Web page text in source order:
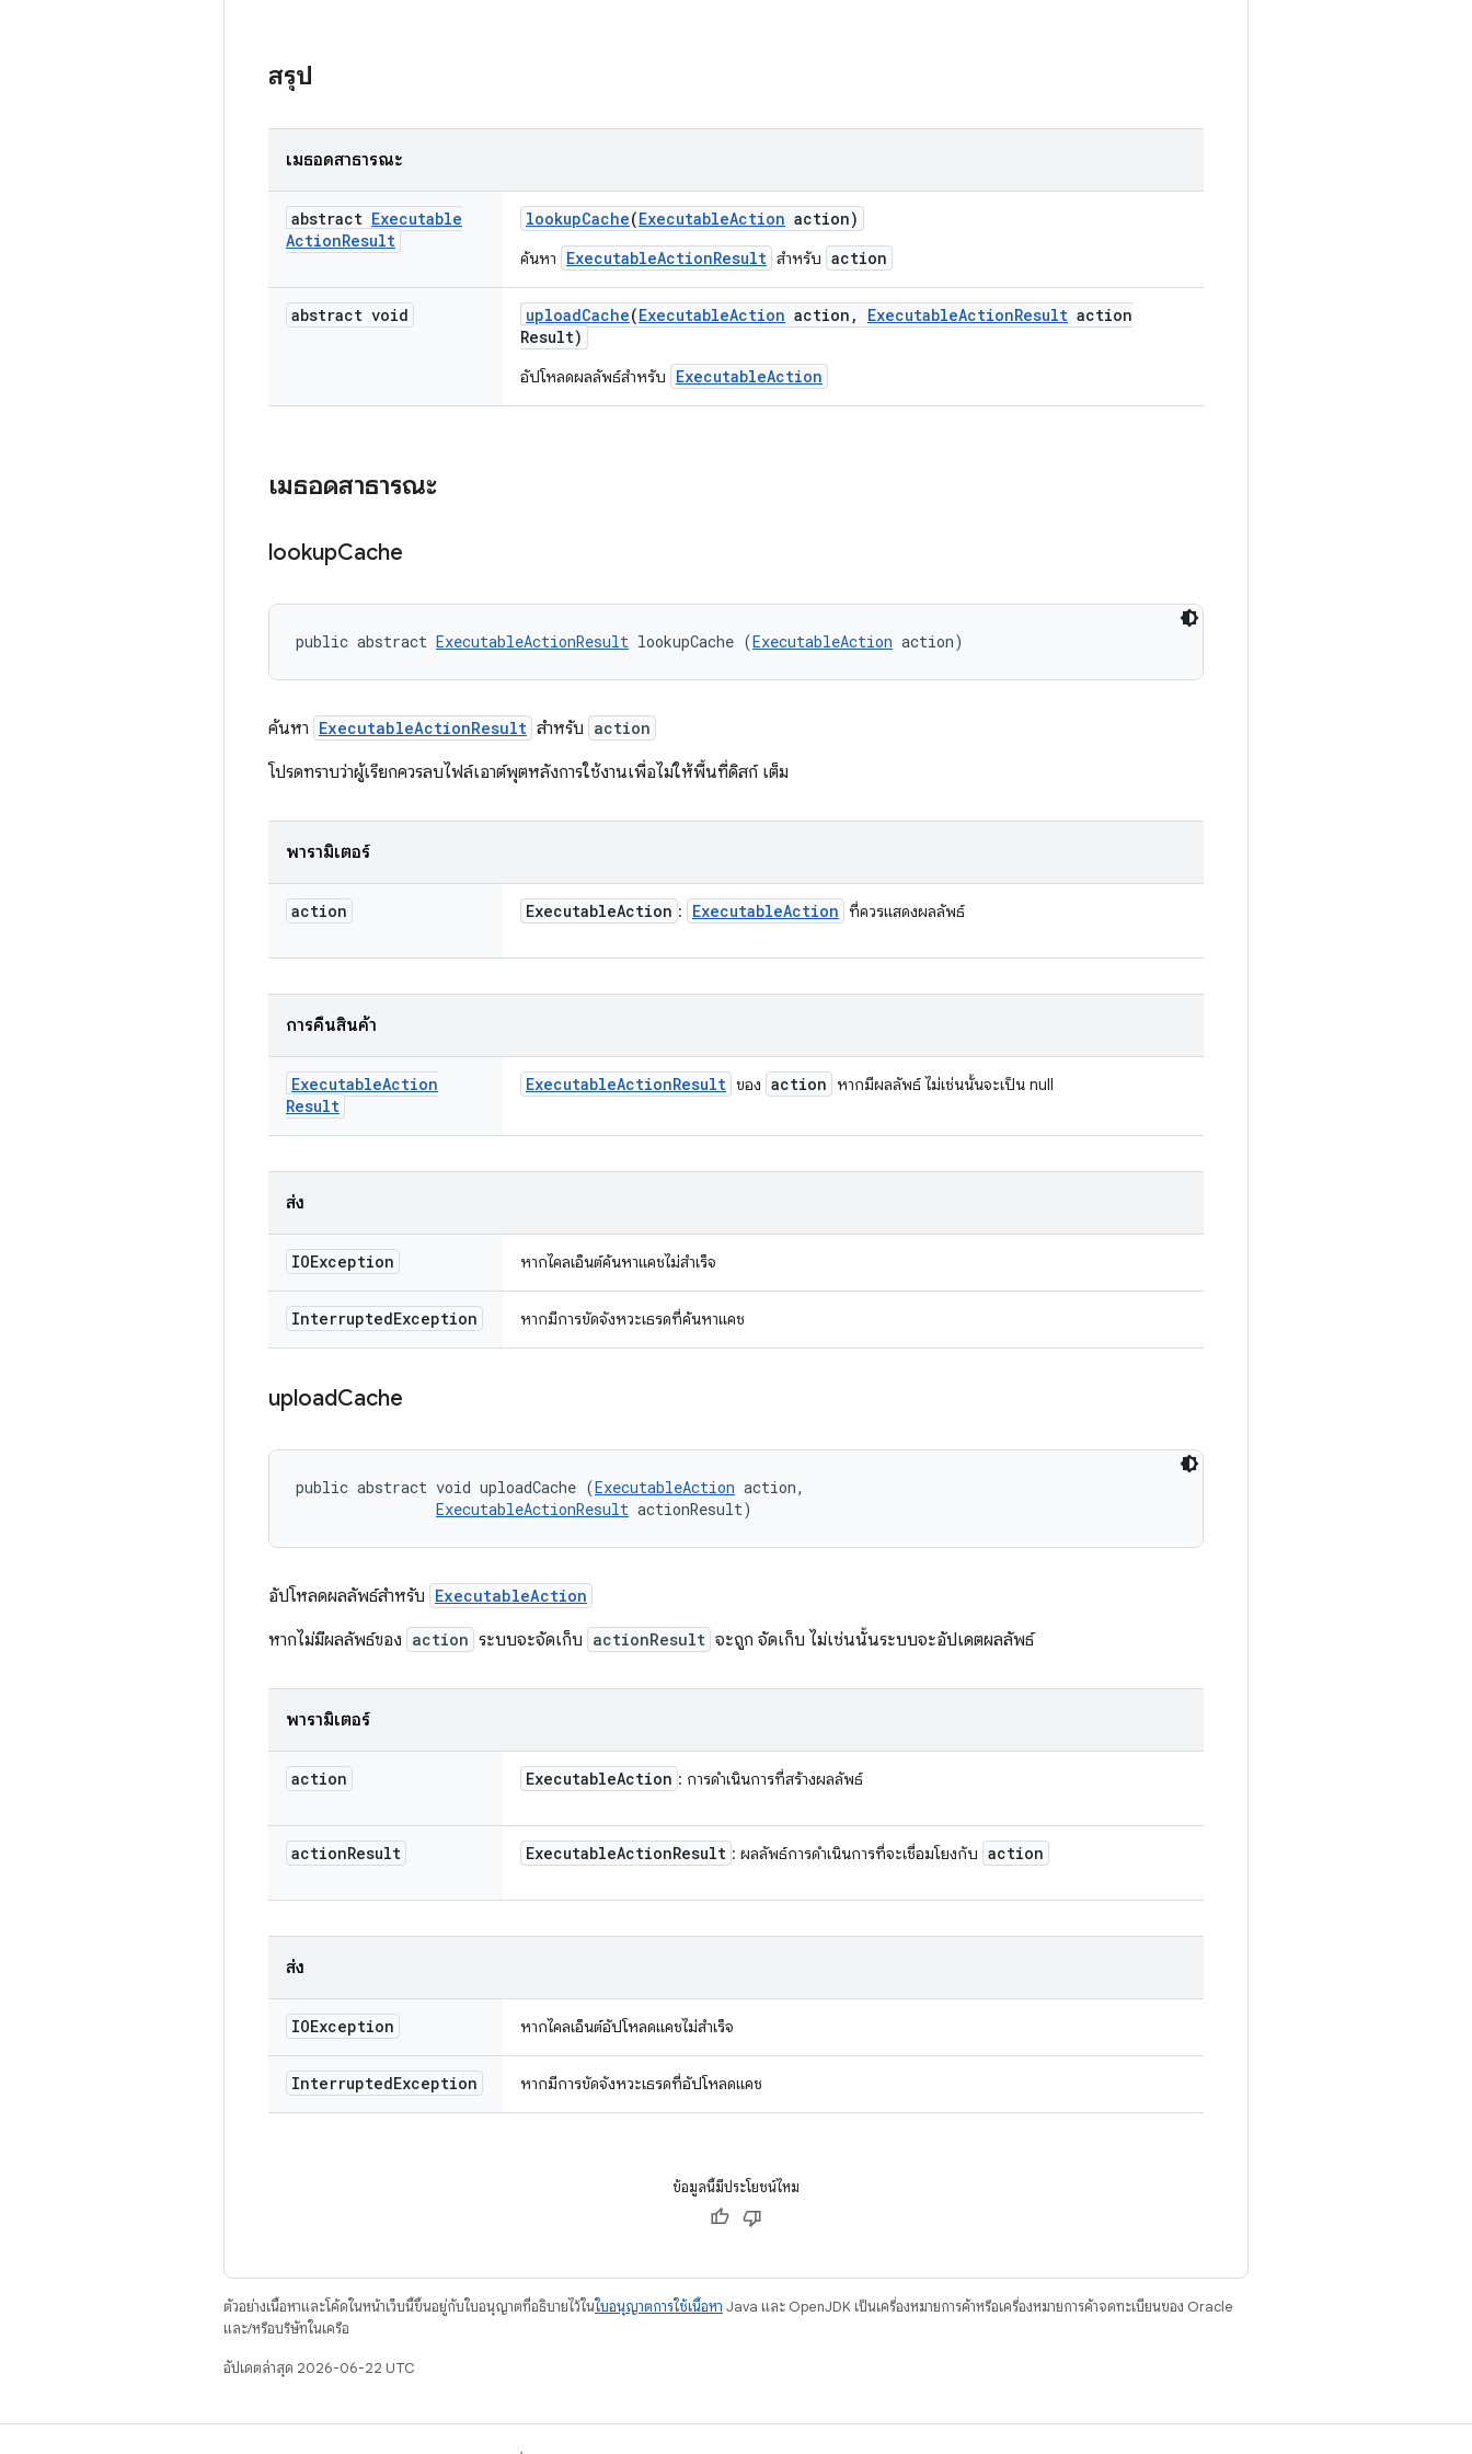
สรุป
เมธอดสาธารณะ
abstract Executable
ActionResult
lookupCache(ExecutableAction action)
ค้นหา ExecutableActionResult สำหรับ action
abstract void uploadCache(ExecutableAction action , ExecutableActionResult action
Result)
อัปโหลดผลลัพธ์สำหรับ ExecutableAction
เมธอดสาธารณะ
lookupCache
public abstract ExecutableActionResult lookupCache (ExecutableAction action)
ค้นหา ExecutableActionResult สำหรับ action
โปรดทราบว่าผู้เรียกควรลบไฟล์เอาต์พุตหลังการใช้งานเพื่อไม่ให้พื้นที่ดิสก์ เต็ม
พารามิเตอร์
action ExecutableAction : ExecutableAction ที่ควรแสดงผลลัพธ์
การคืนสินค้า
ExecutableAction
Result
ExecutableActionResult ของ action หากมีผลลัพธ์ ไม่เช่นนั้นจะเป็น null
ส่ง
IOException หากไคลเอ็นต์ค้นหาแคชไม่สำเร็จ
InterruptedException หากมีการขัดจังหวะเธรดที่ค้นหาแคช
uploadCache
public abstract void uploadCache (ExecutableAction action,
ExecutableActionResult actionResult)
อัปโหลดผลลัพธ์สำหรับ ExecutableAction
หากไม่มีผลลัพธ์ของ action ระบบจะจัดเก็บ actionResult จะถูก จัดเก็บ ไม่เช่นนั้นระบบจะอัปเดตผลลัพธ์
พารามิเตอร์
action ExecutableAction : การดำเนินการที่สร้างผลลัพธ์
actionResult ExecutableActionResult : ผลลัพธ์การดำเนินการที่จะเชื่อมโยงกับ action
ส่ง
IOException หากไคลเอ็นต์อัปโหลดแคชไม่สำเร็จ
InterruptedException หากมีการขัดจังหวะเธรดที่อัปโหลดแคช
ข้อมูลนี้มีประโยชน์ไหม
ตัวอย่างเนื้อหาและโค้ดในหน้าเว็บนี้ขึ้นอยู่กับใบอนุญาตที่อธิบายไว้ในใบอนุญาตการใช้เนื้อหา Java และ OpenJDK เป็นเครื่องหมายการค้าหรือเครื่องหมายการค้าจดทะเบียนของ Oracle
และ/หรือบริษัทในเครือ
อัปเดตล่าสุด 2026-06-22 UTC